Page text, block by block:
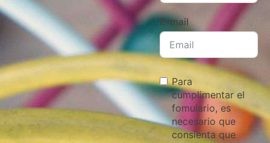
E-mail
Para
cumplimentar el
fomulario, es
necesario que
consienta que